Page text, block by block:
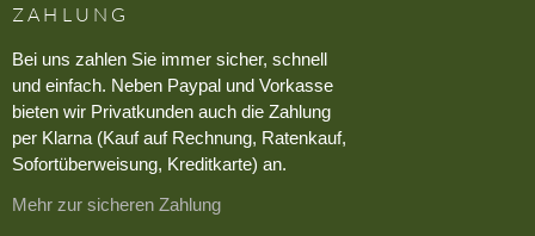
ZAHLUNG
Bei uns zahlen Sie immer sicher, schnell
und einfach. Neben Paypal und Vorkasse
bieten wir Privatkunden auch die Zahlung
per Klarna (Kauf auf Rechnung, Ratenkauf,
Sofortüberweisung, Kreditkarte) an.
Mehr zur sicheren Zahlung